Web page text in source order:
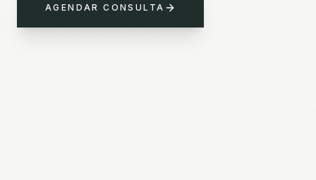
AGENDAR CONSULTA